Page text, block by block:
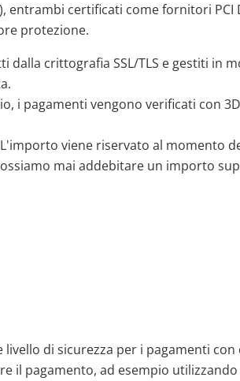
entrambi certificati come fornitori PCI
protezione.
crittografia SSL/TLS e gestiti in
i pagamenti vengono verificati con
viene riservato al momento
mai addebitare un importo
di sicurezza per i pagamenti
il pagamento, ad esempio